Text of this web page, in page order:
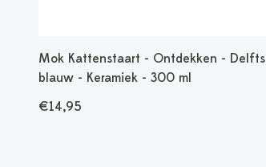
Mok Kattenstaart - Ontdekken - Delfts
blauw - Keramiek - 300 ml
€14,95